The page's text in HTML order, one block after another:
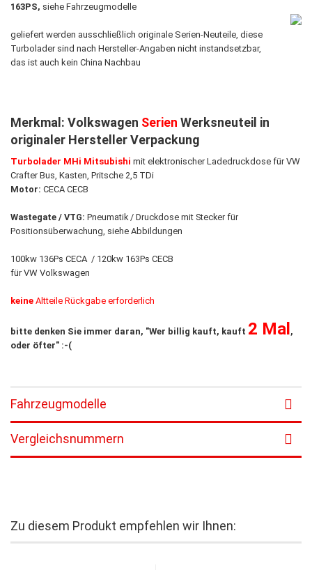
163PS, siehe Fahrzeugmodelle
geliefert werden ausschließlich originale Serien-Neuteile, diese
Turbolader sind nach Hersteller-Angaben nicht instandsetzbar,
das ist auch kein China Nachbau
Merkmal: Volkswagen Serien Werksneuteil in
originaler Hersteller Verpackung
Turbolader MHi Mitsubishi mit elektronischer Ladedruckdose für VW
Crafter Bus, Kasten, Pritsche 2,5 TDi
Motor: CECA CECB
Wastegate / VTG: Pneumatik / Druckdose mit Stecker für
Positionsüberwachung, siehe Abbildungen
100kw 136Ps CECA / 120kw 163Ps CECB
für VW Volkswagen
keine Altteile Rückgabe erforderlich
bitte denken Sie immer daran, "Wer billig kauft, kauft 2 Mal,
oder öfter" :-(
Fahrzeugmodelle
Vergleichsnummern
Zu diesem Produkt empfehlen wir Ihnen: